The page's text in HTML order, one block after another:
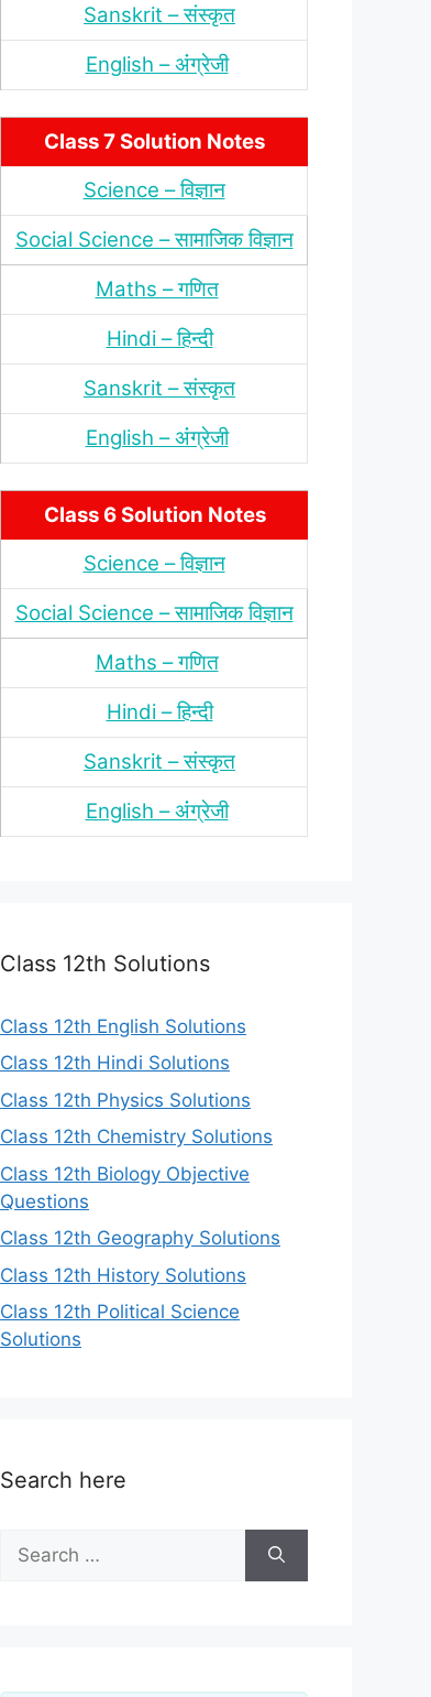
Sanskrit – संस्‍कृत
English – अंंग्रेजी
Class 7 Solution Notes
Science – विज्ञान
Social Science – सामाजिक विज्ञान
Maths – गणित
Hindi – हिन्‍दी
Sanskrit – संस्‍कृत
English – अंंग्रेजी
Class 6 Solution Notes
Science – विज्ञान
Social Science – सामाजिक विज्ञान
Maths – गणित
Hindi – हिन्‍दी
Sanskrit – संस्‍कृत
English – अंंग्रेजी
Class 12th Solutions
Class 12th English Solutions
Class 12th Hindi Solutions
Class 12th Physics Solutions
Class 12th Chemistry Solutions
Class 12th Biology Objective
Questions
Class 12th Geography Solutions
Class 12th History Solutions
Class 12th Political Science
Solutions
Search here
Search
for: